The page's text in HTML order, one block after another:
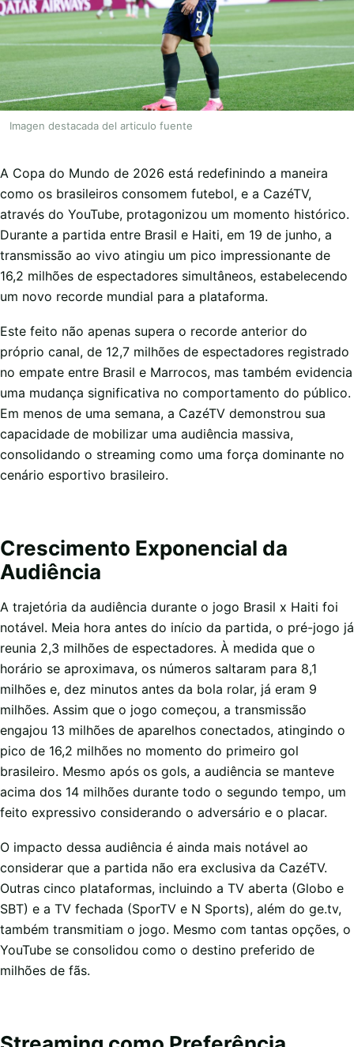
Imagen destacada del articulo fuente
A Copa do Mundo de 2026 está redefinindo a maneira
como os brasileiros consomem futebol, e a CazéTV,
através do YouTube, protagonizou um momento histórico.
Durante a partida entre Brasil e Haiti, em 19 de junho, a
transmissão ao vivo atingiu um pico impressionante de
16,2 milhões de espectadores simultâneos, estabelecendo
um novo recorde mundial para a plataforma.
Este feito não apenas supera o recorde anterior do
próprio canal, de 12,7 milhões de espectadores registrado
no empate entre Brasil e Marrocos, mas também evidencia
uma mudança significativa no comportamento do público.
Em menos de uma semana, a CazéTV demonstrou sua
capacidade de mobilizar uma audiência massiva,
consolidando o streaming como uma força dominante no
cenário esportivo brasileiro.
Crescimento Exponencial da
Audiência
A trajetória da audiência durante o jogo Brasil x Haiti foi
notável. Meia hora antes do início da partida, o pré-jogo já
reunia 2,3 milhões de espectadores. À medida que o
horário se aproximava, os números saltaram para 8,1
milhões e, dez minutos antes da bola rolar, já eram 9
milhões. Assim que o jogo começou, a transmissão
engajou 13 milhões de aparelhos conectados, atingindo o
pico de 16,2 milhões no momento do primeiro gol
brasileiro. Mesmo após os gols, a audiência se manteve
acima dos 14 milhões durante todo o segundo tempo, um
feito expressivo considerando o adversário e o placar.
O impacto dessa audiência é ainda mais notável ao
considerar que a partida não era exclusiva da CazéTV.
Outras cinco plataformas, incluindo a TV aberta (Globo e
SBT) e a TV fechada (SporTV e N Sports), além do ge.tv,
também transmitiam o jogo. Mesmo com tantas opções, o
YouTube se consolidou como o destino preferido de
milhões de fãs.